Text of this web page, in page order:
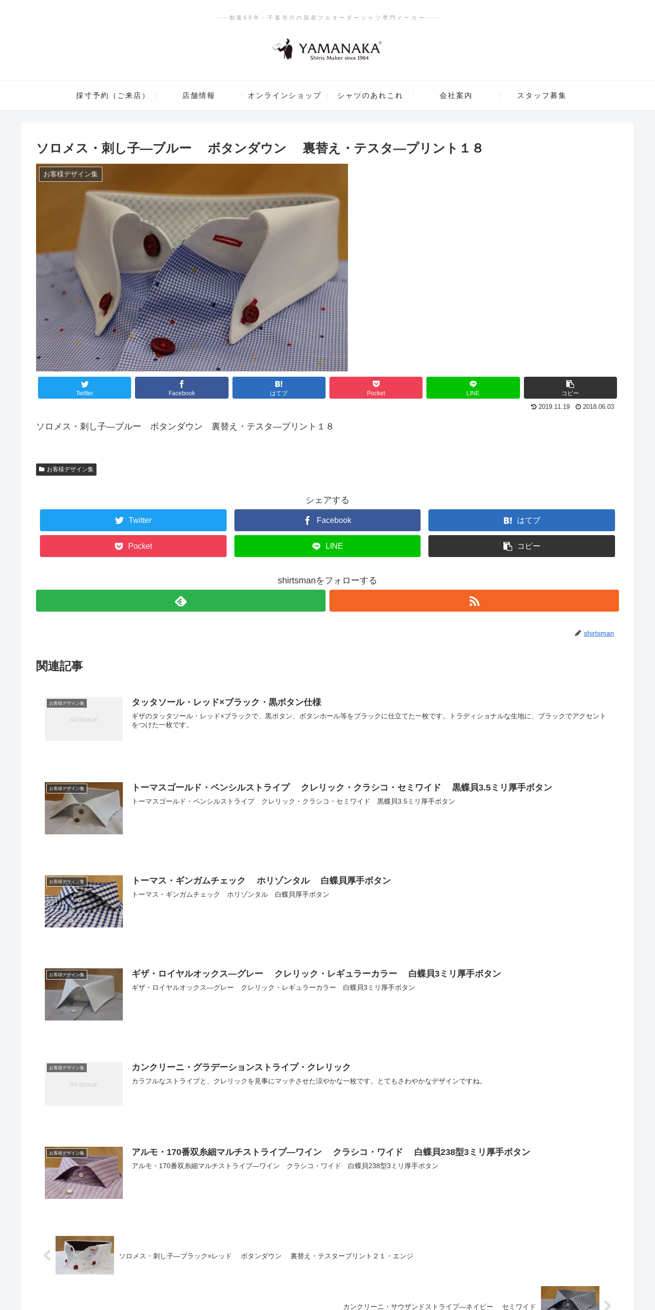
創業60年・千葉市川の国産フルオーダーシャツ専門メーカー
採寸予約（ご来店） 店舗情報 オンラインショップ シャツのあれこれ 会社案内 スタッフ募集
ソロメス・刺し子―ブルー ボタンダウン 裏替え・テスタ―プリント１８
お客様デザイン集
Twitter Facebook はてブ Pocket LINE コピー
2019.11.19 2018.06.03
ソロメス・刺し子―ブルー ボタンダウン 裏替え・テスタ―プリント１８
お客様デザイン集
シェアする
Twitter Facebook はてブ
Pocket LINE コピー
shirtsmanをフォローする
shirtsman
関連記事
お客様デザイン集 タッタソール・レッド×ブラック・黒ボタン仕様
ギザのタッタソール・レッド×ブラックで、黒ボタン、ボタンホール等をブラックに仕立てた一枚です。トラディショナルな生地に、ブラックでアクセント
をつけた一枚です。
お客様デザイン集 トーマスゴールド・ペンシルストライプ クレリック・クラシコ・セミワイド 黒蝶貝3.5ミリ厚手ボタン
トーマスゴールド・ペンシルストライプ クレリック・クラシコ・セミワイド 黒蝶貝3.5ミリ厚手ボタン
お客様デザイン集 トーマス・ギンガムチェック ホリゾンタル 白蝶貝厚手ボタン
トーマス・ギンガムチェック ホリゾンタル 白蝶貝厚手ボタン
お客様デザイン集 ギザ・ロイヤルオックス―グレー クレリック・レギュラーカラー 白蝶貝3ミリ厚手ボタン
ギザ・ロイヤルオックス―グレー クレリック・レギュラーカラー 白蝶貝3ミリ厚手ボタン
お客様デザイン集 カンクリーニ・グラデーションストライプ・クレリック
カラフルなストライプと、クレリックを見事にマッチさせた涼やかな一枚です。とてもさわやかなデザインですね。
お客様デザイン集 アルモ・170番双糸細マルチストライプ―ワイン クラシコ・ワイド 白蝶貝238型3ミリ厚手ボタン
アルモ・170番双糸細マルチストライプ―ワイン クラシコ・ワイド 白蝶貝238型3ミリ厚手ボタン
ソロメス・刺し子―ブラック×レッド ボタンダウン 裏替え・テスタープリント２１・エンジ
カンクリーニ・サウザンドストライプ―ネイビー セミワイド